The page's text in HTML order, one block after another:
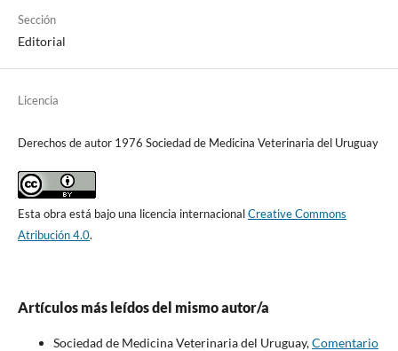
Sección
Editorial
Licencia
Derechos de autor 1976 Sociedad de Medicina Veterinaria del Uruguay
Esta obra está bajo una licencia internacionalCreative Commons
Atribución 4.0.
Artículos más leídos del mismo autor/a
Sociedad de Medicina Veterinaria del Uruguay,Comentario